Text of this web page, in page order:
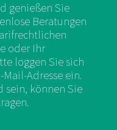
genießen Sie
Beratungen
oder Ihr
loggen Sie sich
Adresse ein.
sein, können Sie